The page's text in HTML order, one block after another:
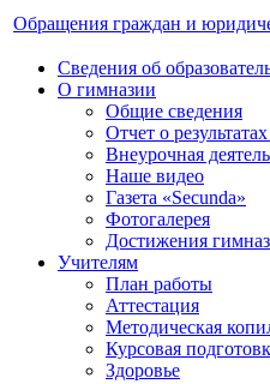
Обращения граждан и
Сведения об
О гимназии
Общие сведения
Отчет о
Внеурочная
Наше видео
Газета «Secunda»
Фотогалерея
Достижения
Учителям
План работы
Аттестация
Методическая
Курсовая
Здоровье